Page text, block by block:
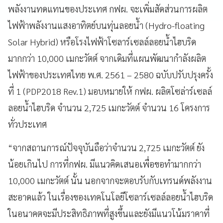
พลังงานทดแทนของประเทศ กฟผ. จะเพิ่มสัดส่วนการผลิต
ไฟฟ้าพลังงานแสงอาทิตย์บนทุ่นลอยน้ำ (Hydro-floating
Solar Hybrid) หรือโรงไฟฟ้าโซลาร์เซลล์ลอยน้ำไฮบริด
มากกว่า 10,000 เมกะวัตต์ จากเดิมที่แผนพัฒนากำลังผลิต
ไฟฟ้าของประเทศไทย พ.ศ. 2561 – 2580 ฉบับปรับปรุงครั้ง
ที่ 1 (PDP2018 Rev.1) มอบหมายให้ กฟผ. ผลิตโซล่าร์เซลล์
ลอยน้ำไฮบริด จำนวน 2,725 เมกะวัตต์ จำนวน 16 โครงการ
ทั่วประเทศ
“จากสถานการณ์ปัจจุบันถือว่าจำนวน 2,725 เมกะวัตต์ ยัง
น้อยเกินไป การที่กฟผ. มีแนวคิดเสนอเพื่อขอทำมากกว่า
10,000 เมกะวัตต์ นั้น นอกจากจะตอบรับกับเทรนด์พลังงาน
สะอาดแล้ว ในเรื่องของเทคโนโลยีโซลาร์เซลล์ลอยน้ำไฮบริด
ในอนาคตจะมีประสิทธิภาพที่สูงขึ้นและยังมีแนวโน้มราคาที่